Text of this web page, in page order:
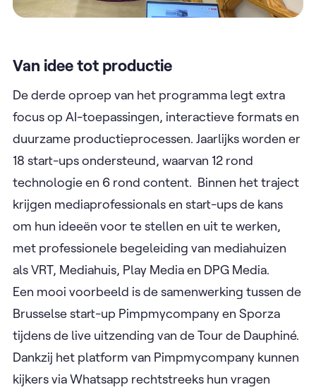
Van idee tot productie
De derde oproep van het programma legt extra
focus op AI-toepassingen, interactieve formats en
duurzame productieprocessen. Jaarlijks worden er
18 start-ups ondersteund, waarvan 12 rond
technologie en 6 rond content. Binnen het traject
krijgen mediaprofessionals en start-ups de kans
om hun ideeën voor te stellen en uit te werken,
met professionele begeleiding van mediahuizen
als VRT, Mediahuis, Play Media en DPG Media.
Een mooi voorbeeld is de samenwerking tussen de
Brusselse start-up Pimpmycompany en Sporza
tijdens de live uitzending van de Tour de Dauphiné.
Dankzij het platform van Pimpmycompany kunnen
kijkers via Whatsapp rechtstreeks hun vragen